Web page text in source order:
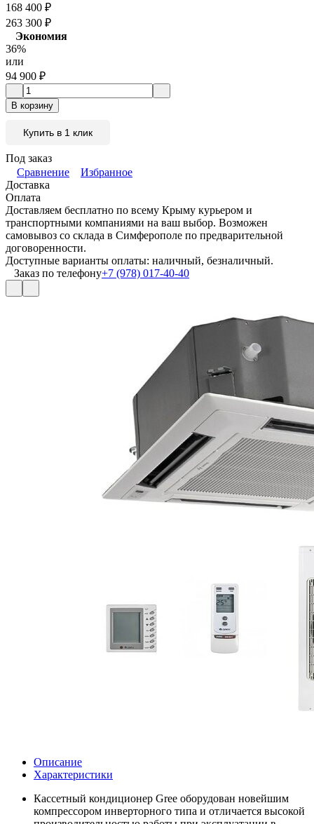
168 400 ₽
263 300 ₽
Экономия
36%
или
94 900 ₽
В корзину
Купить в 1 клик
Под заказ
Сравнение
Избранное
Доставка
Оплата
Доставляем бесплатно по всему Крыму курьером и
транспортными компаниями на ваш выбор. Возможен
самовывоз со склада в Симферополе по предварительной
договоренности.
Доступные варианты оплаты: наличный, безналичный.
Заказ по телефону+7 (978) 017-40-40
Описание
Характеристики
Кассетный кондиционер Gree оборудован новейшим
компрессором инверторного типа и отличается высокой